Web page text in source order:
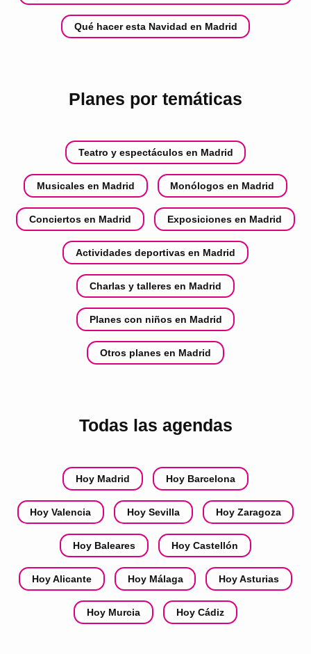
Qué hacer esta Navidad en Madrid
Planes por temáticas
Teatro y espectáculos en Madrid
Musicales en Madrid Monólogos en Madrid
Conciertos en Madrid Exposiciones en Madrid
Actividades deportivas en Madrid
Charlas y talleres en Madrid
Planes con niños en Madrid
Otros planes en Madrid
Todas las agendas
Hoy Madrid Hoy Barcelona
Hoy Valencia Hoy Sevilla Hoy Zaragoza
Hoy Baleares Hoy Castellón
Hoy Alicante Hoy Málaga Hoy Asturias
Hoy Murcia Hoy Cádiz